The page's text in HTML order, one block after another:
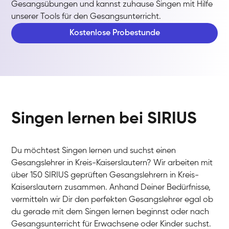
Gesangsübungen und kannst zuhause Singen mit Hilfe
unserer Tools für den Gesangsunterricht.
Kostenlose Probestunde
Singen lernen bei SIRIUS
Du möchtest Singen lernen und suchst einen
Gesangslehrer in Kreis-Kaiserslautern? Wir arbeiten mit
über 150 SIRIUS geprüften Gesangslehrern in Kreis-
Kaiserslautern zusammen. Anhand Deiner Bedürfnisse,
vermitteln wir Dir den perfekten Gesangslehrer egal ob
du gerade mit dem Singen lernen beginnst oder nach
Gesangsunterricht für Erwachsene oder Kinder suchst.